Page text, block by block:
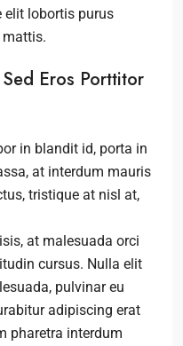
elit lobortis purus
Eros Porttitor
in blandit id, porta in
at interdum mauris
tristique at nisl at,
at malesuada orci
cursus. Nulla elit
pulvinar eu
adipiscing erat
pharetra interdum